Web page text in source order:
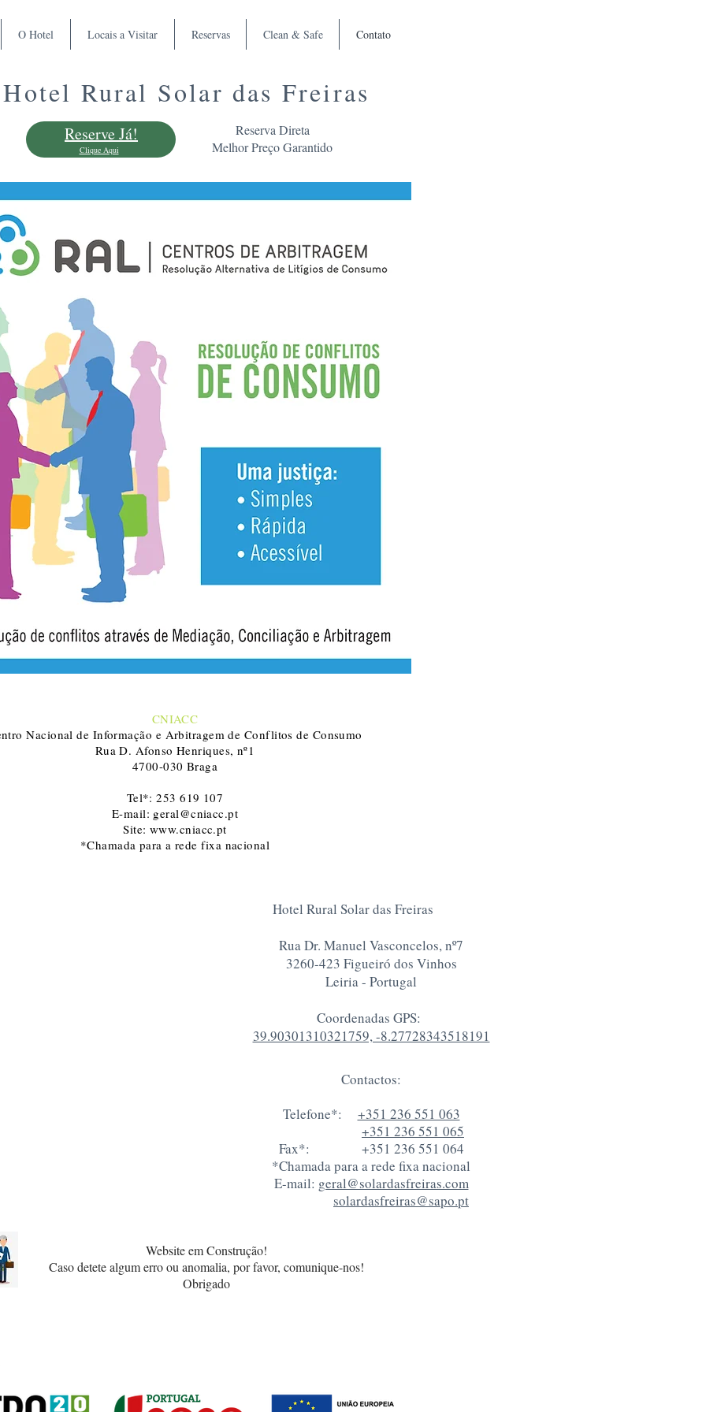
O Hotel Locais a Visitar Reservas Clean & Safe Contato
Rural Solar das Freiras
Reserva Direta
Melhor Preço Garantido
Clique Aqui
Reserve Já!
CNIACC
Nacional de Informação e Arbitragem de Conflitos de Consumo
Rua D. Afonso Henriques, nº1
4700-030 Braga
Tel*: 253 619 107
E-mail: geral@cniacc.pt
Site: www.cniacc.pt
*Chamada para a rede fixa nacional
Hotel Rural Solar das Freiras
Rua Dr. Manuel Vasconcelos, nº7
3260-423 Figueiró dos Vinhos
Leiria - Portugal
Coordenadas GPS:
39.90301310321759, -8.27728343518191
Contactos:
Telefone*: +351 236 551 063
+351 236 551 065
Fax*: +351 236 551 064
*Chamada para a rede fixa nacional
E-mail: geral@solardasfreiras.com
solardasfreiras@sapo.pt
Website em Construção!
Caso detete algum erro ou anomalia, por favor, comunique-nos!
Obrigado